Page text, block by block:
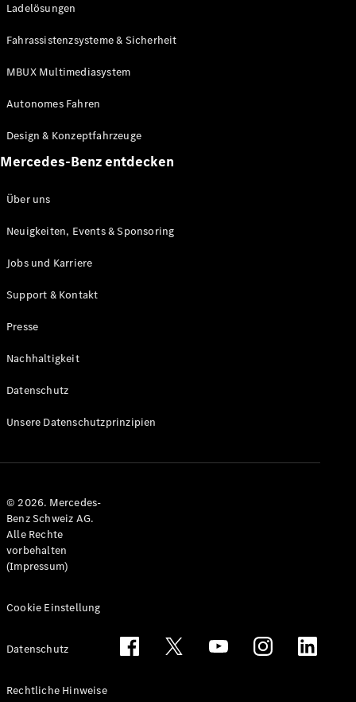
Mercedes
Kulinarik
Zurich Film
Festival
(Golf)
Magazin
Exploring
Ladelösungen
Fahrassistenzsysteme & Sicherheit
MBUX Multimediasystem
Autonomes Fahren
Design & Konzeptfahrzeuge
Mercedes-Benz entdecken
Über uns
Neuigkeiten, Events & Sponsoring
Jobs und Karriere
Support & Kontakt
Presse
Nachhaltigkeit
Datenschutz
Unsere Datenschutzprinzipien
© 2026. Mercedes-
Benz Schweiz AG.
Alle Rechte
vorbehalten
(Impressum)
Cookie Einstellung
Datenschutz
Rechtliche Hinweise